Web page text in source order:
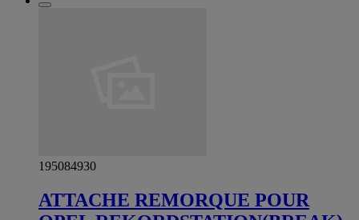
195084930
ATTACHE REMORQUE POUR